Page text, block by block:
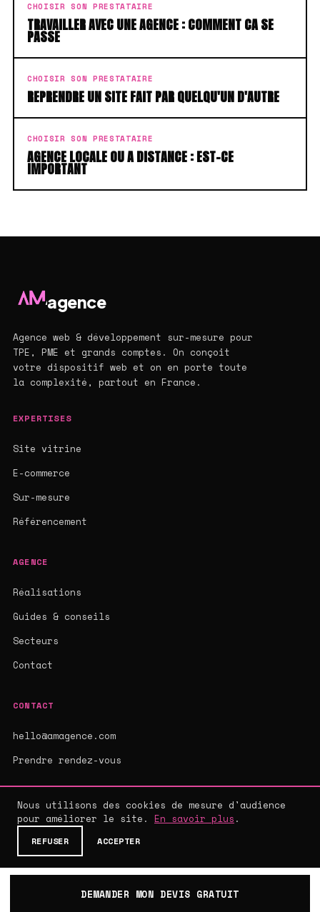
CHOISIR SON PRESTATAIRE
TRAVAILLER AVEC UNE AGENCE : COMMENT CA SE
PASSE
CHOISIR SON PRESTATAIRE
REPRENDRE UN SITE FAIT PAR QUELQU'UN D'AUTRE
CHOISIR SON PRESTATAIRE
AGENCE LOCALE OU A DISTANCE : EST-CE
IMPORTANT
agence
Agence web & développement sur-mesure pour
TPE, PME et grands comptes. On conçoit
votre dispositif web et on en porte toute
la complexité, partout en France.
EXPERTISES
Site vitrine
E-commerce
Sur-mesure
Référencement
AGENCE
Réalisations
Guides & conseils
Secteurs
Contact
CONTACT
hello@amagence.com
Prendre rendez-vous
© 2026 AMAGENCE - AGENCE WEB SUR-MESURE
MENTIONS LÉGALES ·CGV·
DEMANDER MON DEVIS GRATUIT
Nous utilisons des cookies de mesure d'audience
pour améliorer le site. En savoir plus .
REFUSER ACCEPTER